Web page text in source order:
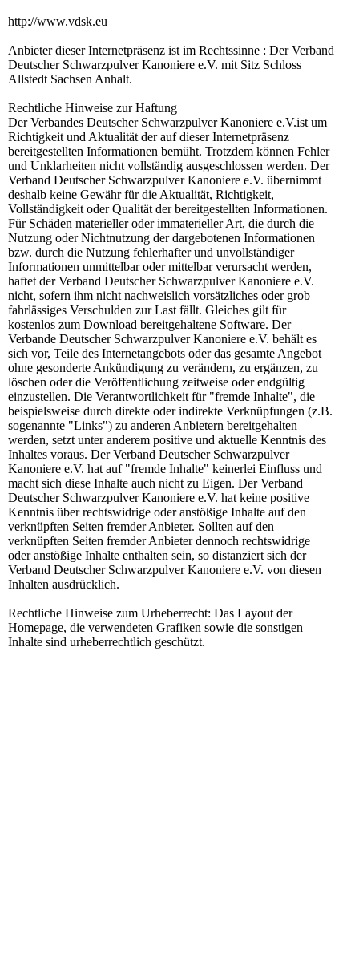
http://www.vdsk.eu
Anbieter dieser Internetpräsenz ist im Rechtssinne : Der Verband
Deutscher Schwarzpulver Kanoniere e.V. mit Sitz Schloss
Allstedt Sachsen Anhalt.
Rechtliche Hinweise zur Haftung
Der Verbandes Deutscher Schwarzpulver Kanoniere e.V.ist um
Richtigkeit und Aktualität der auf dieser Internetpräsenz
bereitgestellten Informationen bemüht. Trotzdem können Fehler
und Unklarheiten nicht vollständig ausgeschlossen werden. Der
Verband Deutscher Schwarzpulver Kanoniere e.V. übernimmt
deshalb keine Gewähr für die Aktualität, Richtigkeit,
Vollständigkeit oder Qualität der bereitgestellten Informationen.
Für Schäden materieller oder immaterieller Art, die durch die
Nutzung oder Nichtnutzung der dargebotenen Informationen
bzw. durch die Nutzung fehlerhafter und unvollständiger
Informationen unmittelbar oder mittelbar verursacht werden,
haftet der Verband Deutscher Schwarzpulver Kanoniere e.V.
nicht, sofern ihm nicht nachweislich vorsätzliches oder grob
fahrlässiges Verschulden zur Last fällt. Gleiches gilt für
kostenlos zum Download bereitgehaltene Software. Der
Verbande Deutscher Schwarzpulver Kanoniere e.V. behält es
sich vor, Teile des Internetangebots oder das gesamte Angebot
ohne gesonderte Ankündigung zu verändern, zu ergänzen, zu
löschen oder die Veröffentlichung zeitweise oder endgültig
einzustellen. Die Verantwortlichkeit für "fremde Inhalte", die
beispielsweise durch direkte oder indirekte Verknüpfungen (z.B.
sogenannte "Links") zu anderen Anbietern bereitgehalten
werden, setzt unter anderem positive und aktuelle Kenntnis des
Inhaltes voraus. Der Verband Deutscher Schwarzpulver
Kanoniere e.V. hat auf "fremde Inhalte" keinerlei Einfluss und
macht sich diese Inhalte auch nicht zu Eigen. Der Verband
Deutscher Schwarzpulver Kanoniere e.V. hat keine positive
Kenntnis über rechtswidrige oder anstößige Inhalte auf den
verknüpften Seiten fremder Anbieter. Sollten auf den
verknüpften Seiten fremder Anbieter dennoch rechtswidrige
oder anstößige Inhalte enthalten sein, so distanziert sich der
Verband Deutscher Schwarzpulver Kanoniere e.V. von diesen
Inhalten ausdrücklich.
Rechtliche Hinweise zum Urheberrecht: Das Layout der
Homepage, die verwendeten Grafiken sowie die sonstigen
Inhalte sind urheberrechtlich geschützt.